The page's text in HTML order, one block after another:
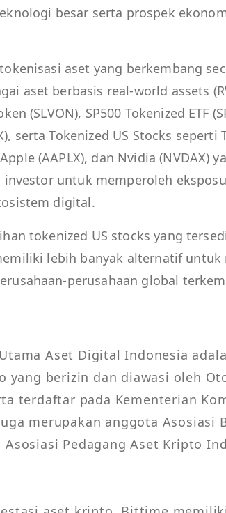
besar serta prospek
aset yang berkembang
aset berbasis real-world assets
(SLVON), SP500 Tokenized ETF
serta Tokenized US Stocks seperti
(AAPLX), dan Nvidia (NVDAX)
investor untuk memperoleh
digital.
tokenized US stocks yang
lebih banyak alternatif untuk
perusahaan global
Aset Digital Indonesia
yang berizin dan diawasi oleh
terdaftar pada Kementerian
merupakan anggota Asosiasi
Asosiasi Pedagang Aset Kripto